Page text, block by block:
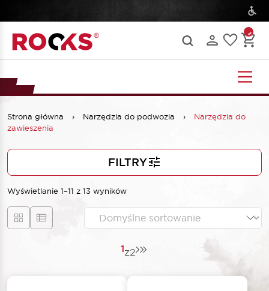
Strona główna › Narzędzia do podwozia ›
Narzędzia do
zawieszenia
FILTRY
Wyświetlanie 1–11 z 13 wyników
1z2